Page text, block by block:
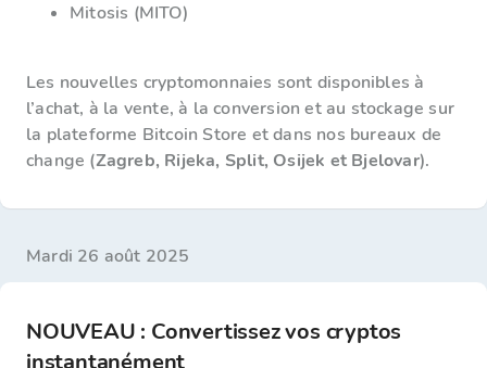
Mitosis (MITO)
Les nouvelles cryptomonnaies sont disponibles à
l’achat, à la vente, à la conversion et au stockage sur
la plateforme Bitcoin Store et dans nos bureaux de
change (Zagreb, Rijeka, Split, Osijek et Bjelovar).
mardi 26 août 2025
NOUVEAU : Convertissez vos cryptos
instantanément